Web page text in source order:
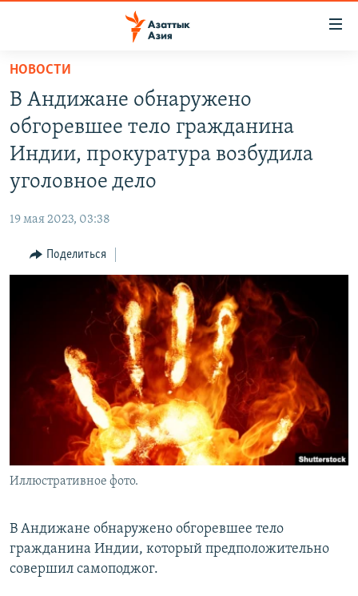
Вернуться
основному
содержанию
Вернутся
главной
Вернутся
поиску
КАЗАХСТАН
НОВОСТИ
ВОЙНА В УКРАИНЕ
ЎЗБЕКЧА
ПОДПИШИТЕСЬ НА НАС В СОЦСЕТЯХ
Все сайты РСЕ/РС
НОВОСТИ
В Андижане обнаружено
обгоревшее тело гражданина
Индии, прокуратура возбудила
уголовное дело
19 мая 2023, 03:38
Поделиться
Иллюстративное фото.
В Андижане обнаружено обгоревшее тело
гражданина Индии, который предположительно
совершил самоподжог.